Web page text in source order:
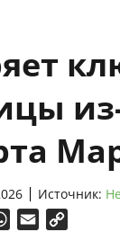
Источник:
WhatsApp
Email